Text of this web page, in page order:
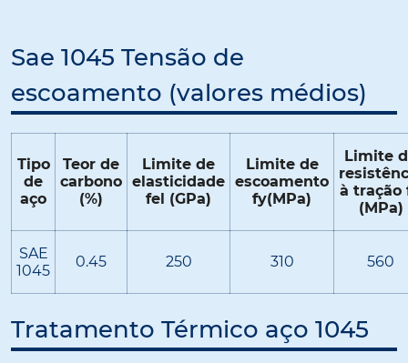
Sae 1045 Tensão de
escoamento (valores médios)
Tipo
de
aço
Teor de
carbono
(%)
Limite de
elasticidade
fel (GPa)
Limite de
escoamento
fy(MPa)
Limite
à tração
(MPa)
SAE
1045
0.45 250 310 560
Tratamento Térmico aço 1045